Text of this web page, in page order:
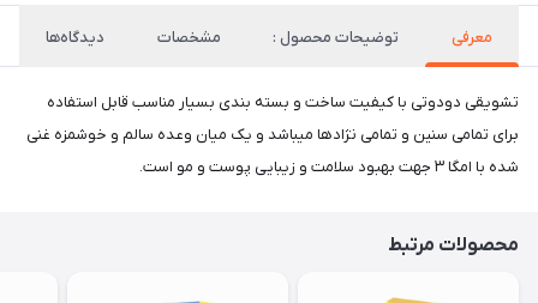
معرفی توضیحات محصول : مشخصات دیدگاه‌ها
تشویقی دودوتی با کیفیت ساخت و بسته بندی بسیار مناسب قابل استفاده
برای تمامی سنین و تمامی نژادها میباشد و یک میان وعده سالم و خوشمزه غنی
شده با امگا ۳ جهت بهبود سلامت و زیبایی پوست و مو است.
محصولات مرتبط